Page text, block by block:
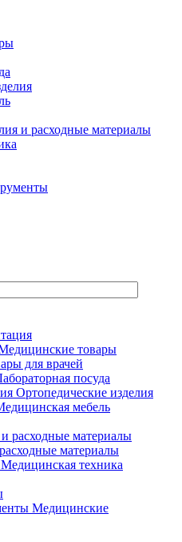
и расходные материалы
товары
для врачей
посуда
Ортопедические изделия
мебель
материалы
Медицинская техника
Медицинские